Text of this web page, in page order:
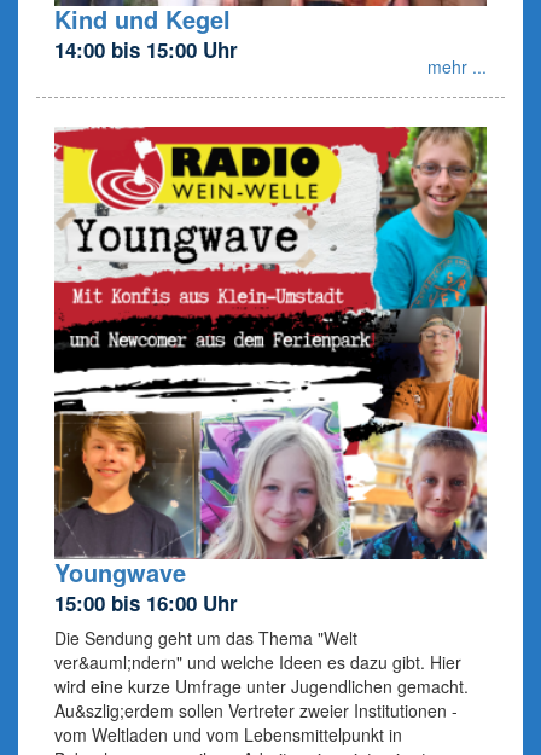
Kind und Kegel
14:00 bis 15:00 Uhr
mehr ...
Youngwave
15:00 bis 16:00 Uhr
Die Sendung geht um das Thema "Welt
ver&auml;ndern" und welche Ideen es dazu gibt. Hier
wird eine kurze Umfrage unter Jugendlichen gemacht.
Au&szlig;erdem sollen Vertreter zweier Institutionen -
vom Weltladen und vom Lebensmittelpunkt in